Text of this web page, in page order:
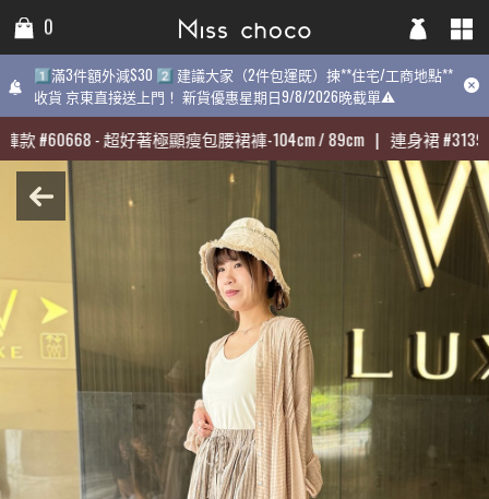
0
1️⃣滿3件額外減$30 2️⃣ 建議大家（2件包運既）揀**住宅/工商地點**
收貨 京東直接送上門！ 新貨優惠星期日9/8/2026晚截單⚠️
#60668-超好著極顯瘦包腰裙褲-104cm / 89cm | 連身裙#31398-
0
1️⃣滿3件額外減$30 2️⃣ 建議大家（2件包運既）揀**住宅/工商地點**
收貨 京東直接送上門！ 新貨優惠星期日9/8/2026晚截單⚠️
#60668-超好著極顯瘦包腰裙褲-104cm / 89cm | 連身裙#31398-
1️⃣滿3件額外減$30 2️⃣ 建議大家（2件包運既）揀**住宅/工商地點**
9/8/2026晚截單⚠️
賣: 褲款#60668-超好著極顯瘦包腰裙褲-104cm / 89cm | 連身裙